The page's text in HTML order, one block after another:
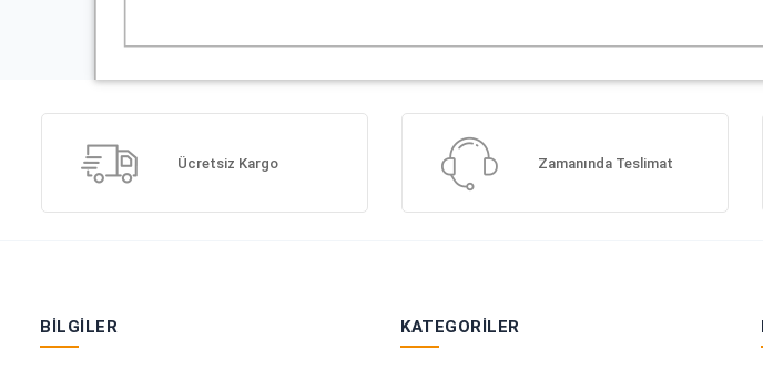
Ücretsiz Kargo Zamanında Teslimat
BILGILER KATEGORILER